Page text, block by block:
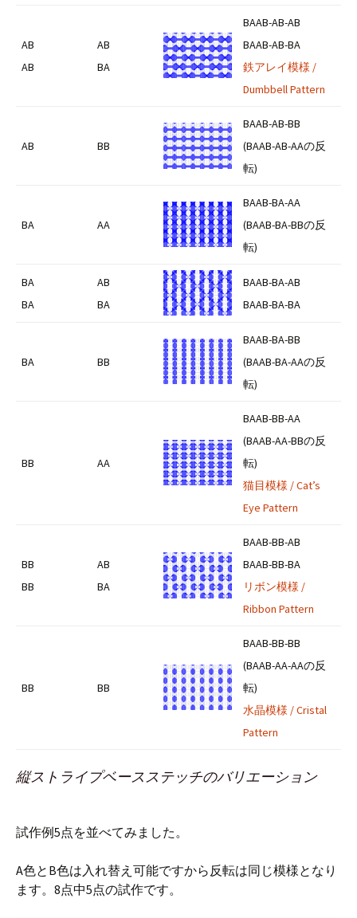
AB
AB
AB
BA
BAAB-AB-AB
BAAB-AB-BA
鉄アレイ模様 /
Dumbbell Pattern
AB BB
BAAB-AB-BB
(BAAB-AB-AAの反
転)
BA AA
BAAB-BA-AA
(BAAB-BA-BBの反
転)
BA
BA
AB
BA
BAAB-BA-AB
BAAB-BA-BA
BA BB
BAAB-BA-BB
(BAAB-BA-AAの反
転)
BB AA
BAAB-BB-AA
(BAAB-AA-BBの反
転)
猫目模様 / Cat’s
Eye Pattern
BB
BB
AB
BA
BAAB-BB-AB
BAAB-BB-BA
リボン模様 /
Ribbon Pattern
BB BB
BAAB-BB-BB
(BAAB-AA-AAの反
転)
水晶模様 / Cristal
Pattern
縦ストライプベースステッチのバリエーション
試作例5点を並べてみました。
A色とB色は入れ替え可能ですから反転は同じ模様となり
ます。8点中5点の試作です。